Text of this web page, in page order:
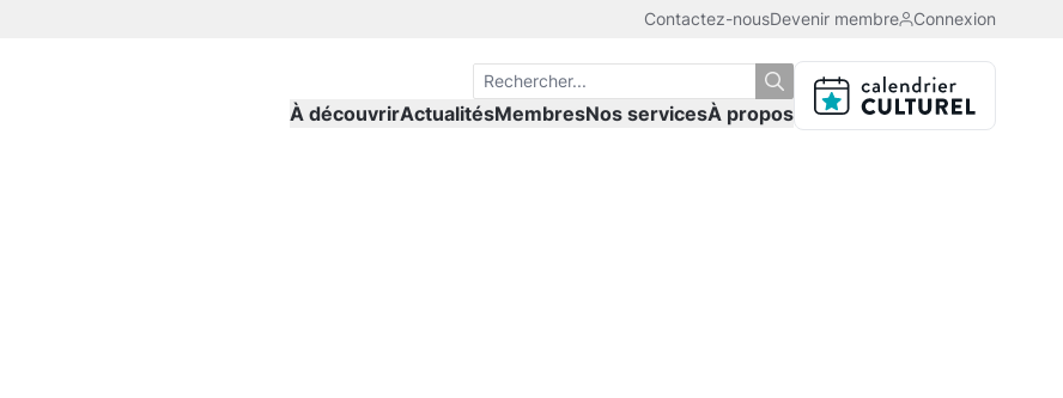
Contactez-nousDevenir membre Connexion
À découvrirActualitésMembresNos servicesÀ propos